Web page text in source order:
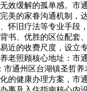
效缓解的孤单感。市
美的家眷沟通机制，
怀旧疗法等专业手段
书、优胜的区位配套
近的收费尺度，设立
老照顾核心地址：市
市通州区台湖镇圣哲
的健康办理方案，市